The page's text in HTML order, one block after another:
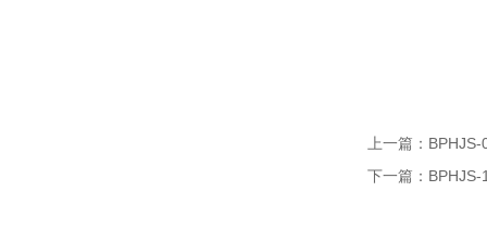
上一篇： BPHJS-
下一篇： BPHJS-